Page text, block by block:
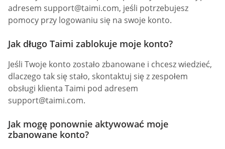
adresem support@taimi.com, jeśli potrzebujesz
pomocy przy logowaniu się na swoje konto.
Jak długo Taimi zablokuje moje konto?
Jeśli Twoje konto zostało zbanowane i chcesz wiedzieć,
dlaczego tak się stało, skontaktuj się z zespołem
obsługi klienta Taimi pod adresem
support@taimi.com.
Jak mogę ponownie aktywować moje
zbanowane konto?